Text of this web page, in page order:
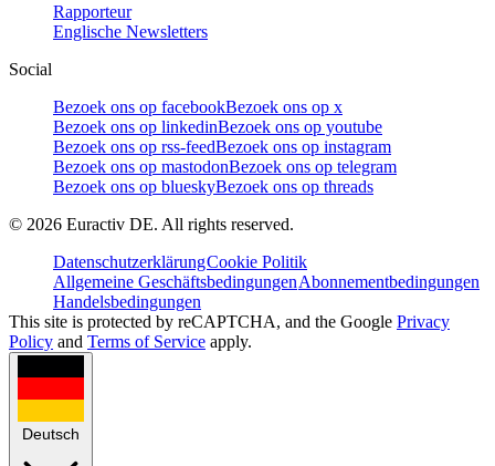
Rapporteur
Englische Newsletters
Social
Bezoek ons op facebookBezoek ons op x
Bezoek ons op linkedinBezoek ons op youtube
Bezoek ons op rss-feedBezoek ons op instagram
Bezoek ons op mastodonBezoek ons op telegram
Bezoek ons op blueskyBezoek ons op threads
© 2026 Euractiv DE. All rights reserved.
DatenschutzerklärungCookie Politik
Allgemeine GeschäftsbedingungenAbonnementbedingungen
Handelsbedingungen
This site is protected by reCAPTCHA, and the Google Privacy
Policy and Terms of Service apply.
Deutsch